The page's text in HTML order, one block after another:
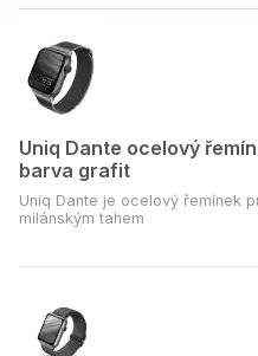
Uniq Dante ocelový
barva grafit
Uniq Dante je ocelový řemínek
milánským tahem